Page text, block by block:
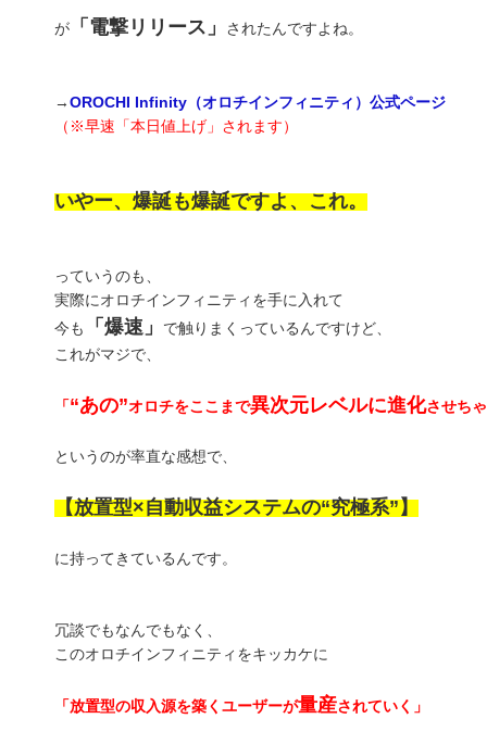
が 「電撃リリース」 されたんですよね。
→OROCHI Infinity（オロチインフィニティ）公式ページ
（※早速「本日値上げ」されます）
いやー、爆誕も爆誕ですよ、これ。
っていうのも、
実際にオロチインフィニティを手に入れて
今も
「爆速」
で触りまくっているんですけど、
これがマジで、
「“あの”オロチをここまで異次元レベルに進化させち
というのが率直な感想で、
【放置型×自動収益システムの“究極系”】
に持ってきているんです。
冗談でもなんでもなく、
このオロチインフィニティをキッカケに
「放置型の収入源を築くユーザーが量産されていく」